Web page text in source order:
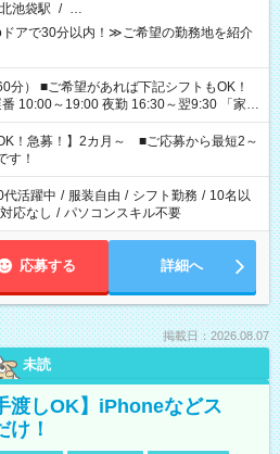
北池袋駅 / …
アで30分以内！≫ご希望の勤務地を紹介
フトもOK！
～19:00 夜勤 16:30～翌9:30 「家族
「余裕を持って夕飯の準備がしたい」
たくない」 など、ご希望を教えてください
の勤務時間。 合計で週40時間を超える場
！急募！】2カ月～ ■ご応募から最短2～
す！
代活躍中 / 服装自由 / シフト勤務 / 10名以
応なし / パソコンスキル不要
応募する 詳細へ
掲載日：2026.08.07
未読
渡しOK】iPhoneなどス
け！